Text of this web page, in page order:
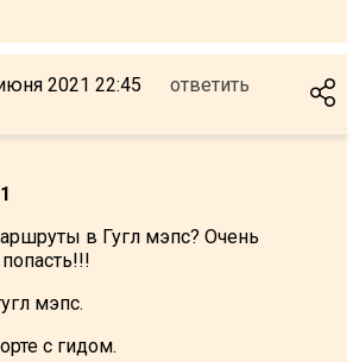
2021 22:45 ответить
в Гугл мэпс? Очень
мэпс.
с гидом.